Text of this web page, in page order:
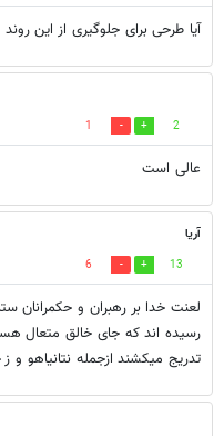
آیا طرحی برای جلوگیری از این
2
1
عالی است
آریا
13
6
لعنت خدا بر رهبران و حکمرانان
رسیده اند که جای خالق متعال
تدریج میکشند ازجمله نتانیاهو